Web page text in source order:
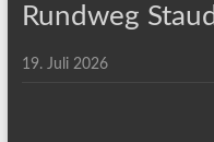
Rundweg
19. Juli 2026